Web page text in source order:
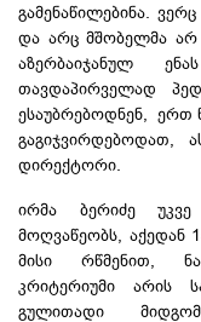
გამენაწილებინა.
და არც მშობელმა
აზერბაიჯანულ
თავდაპირველად
ესაუბრებოდნენ, ერთ
გაგიჯვირდებოდათ,
დირექტორი.
ირმა ბერიძე
მოღვაწეობს, აქედან
მისი რწმენით,
კრიტერიუმი არის
გულითადი